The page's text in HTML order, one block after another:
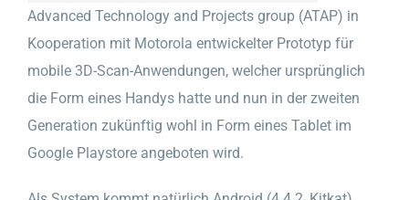
Advanced Technology and Projects group (ATAP) in
Kooperation mit Motorola entwickelter Prototyp für
mobile 3D-Scan-Anwendungen, welcher ursprünglich
die Form eines Handys hatte und nun in der zweiten
Generation zukünftig wohl in Form eines Tablet im
Google Playstore angeboten wird.